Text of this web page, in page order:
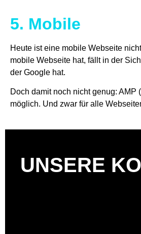
5. Mobile
Heute ist eine mobile Webseite
mobile Webseite hat, fällt in der
der Google hat.
Doch damit noch nicht genug:
möglich. Und zwar für alle
Langweilig wird es im SEO-
genau sagen, welche eintreffen
sich stark durchsetzen werden.
UNSERE